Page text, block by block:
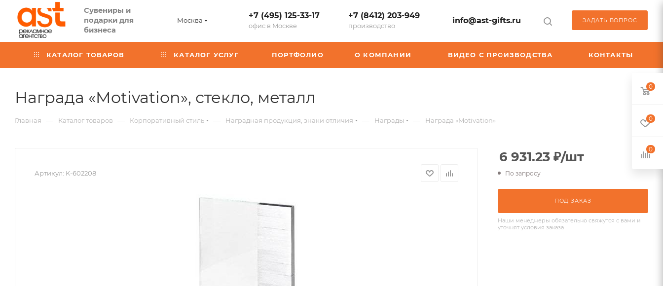
Сувениры и
подарки для
бизнеса
Москва +7 (495) 125-33-17
офис в Москве
+7 (8412) 203-949
производство
info@ast-gifts.ru ЗАДАТЬ ВОПРОС
КАТАЛОГ ТОВАРОВ КАТАЛОГ УСЛУГ ПОРТФОЛИО О КОМПАНИИ ВИДЕО С ПРОИЗВОДСТВА КОНТАКТЫ
Награда «Motivation», стекло, металл
арт.:
Главная — Каталог товаров — Корпоративный стиль — Наградная продукция, знаки отличия — Награды — Награда «Motivation»
Артикул: K-602208
6 931.23 ₽/шт
По запросу
ПОД ЗАКАЗ
Наши менеджеры обязательно свяжутся с вами и
уточнят условия заказа
0
0
0